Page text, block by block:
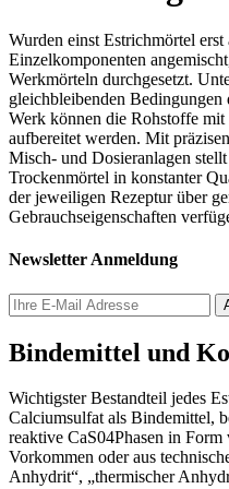
Wurden einst Estrichmörtel erst
Einzelkomponenten
Werkmörteln durchgesetzt.
gleichbleibenden
Werk können die Rohstoffe
aufbereitet werden. Mit
Misch- und Dosieranlagen
Trockenmörtel in konstanter
der jeweiligen Rezeptur über
Gebrauchseigenschaften
Newsletter Anmeldung
Bindemittel und
Wichtigster Bestandteil jedes
Calciumsulfat als Bindemittel,
reaktive CaS04­Phasen in
Vorkommen oder aus
Anhydrit“, „thermischer